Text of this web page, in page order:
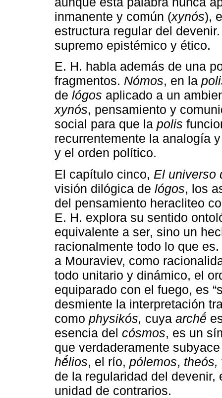
inmanente y común (xynós),
estructura regular del
supremo epistémico y ético.
E. H. habla además de una
fragmentos. Nómos, en la
de lógos aplicado a un
xynós, pensamiento y
social para que la polis
recurrentemente la analogía
y el orden político.
El capítulo cinco, El universo
visión dilógica de lógos, los
del pensamiento heracliteo
E. H. explora su sentido
equivalente a ser, sino un
racionalmente todo lo que
a Mouraviev, como
todo unitario y dinámico, el
equiparado con el fuego, es
desmiente la interpretación
como physikós, cuya archḗ
esencia del cósmos, es un
que verdaderamente
hḗlios, el río, pólemos, theós,
de la regularidad del
unidad de contrarios.